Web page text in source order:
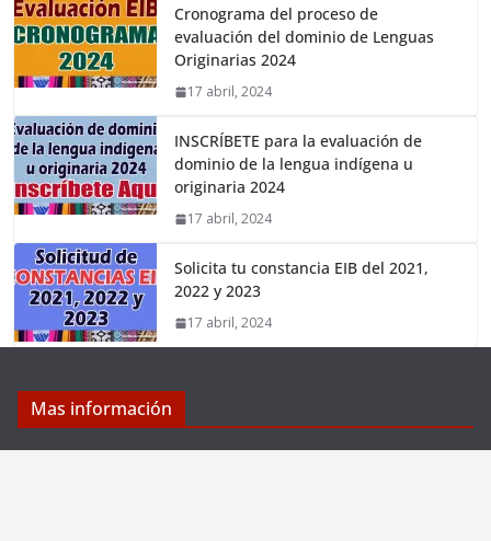
Cronograma del proceso de
evaluación del dominio de Lenguas
Originarias 2024
17 abril, 2024
INSCRÍBETE para la evaluación de
dominio de la lengua indígena u
originaria 2024
17 abril, 2024
Solicita tu constancia EIB del 2021,
2022 y 2023
17 abril, 2024
Mas información